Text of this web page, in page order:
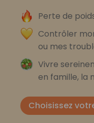
Perte de
Contrôler
ou mes
Vivre
en famille, la
Choisissez